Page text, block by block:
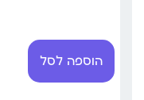
הוספה לסל